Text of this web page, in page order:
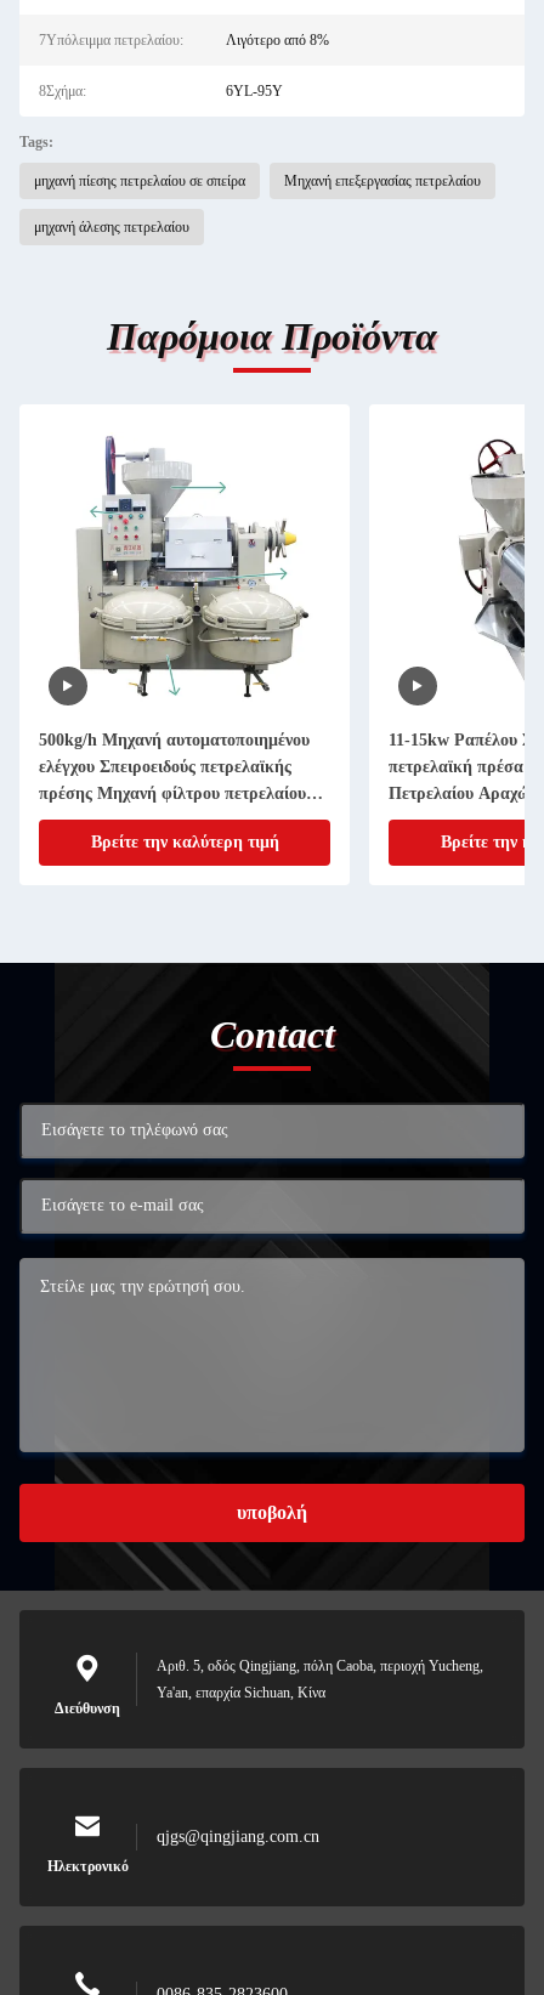
7Υπόλειμμα πετρελαίου: Λιγότερο από 8%
8Σχήμα: 6YL-95Y
Tags:
μηχανή πίεσης πετρελαίου σε σπείρα Μηχανή επεξεργασίας πετρελαίου
μηχανή άλεσης πετρελαίου
Παρόμοια Προϊόντα
500kg/h Μηχανή αυτοματοποιημένου
ελέγχου Σπειροειδούς πετρελαϊκής
πρέσης Μηχανή φίλτρου πετρελαίου
μουστάρδας
Βρείτε την καλύτερη τιμή
11-15kw Ραπέλου
πετρελαϊκή πρέσα
Πετρελαίου
Βρείτε την
Contact
υποβολή
Διεύθυνση
Αριθ. 5, οδός Qingjiang, πόλη Caoba, περιοχή Yucheng,
Ya'an, επαρχία Sichuan, Κίνα
Ηλεκτρονικό
qjgs@qingjiang.com.cn